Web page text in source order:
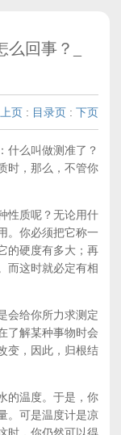
回事？_
上页 : 目录页 : 下页
么叫做测准了？
时，那么，不管你
质呢？无论用什
。你必须把它称一
的硬度有多大；再
而这时就必定有相
给你所力求测定
了解某种事物时会
变，因此，归根结
温度。于是，你
。可是温度计是凉